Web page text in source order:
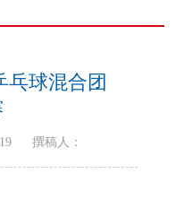
乓球混合团
撰稿人：